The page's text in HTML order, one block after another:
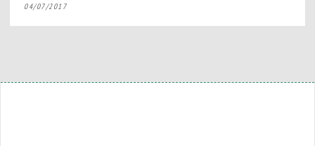
04/07/2017